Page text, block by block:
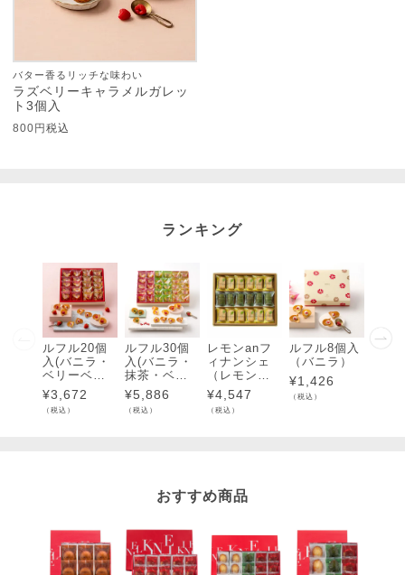
バター香るリッチな味わい
ラズベリーキャラメルガレッ
ト3個入
800 税込
ランキング
ルフル20個
入(バニラ・
ベリーベリ
ー)各10個入
¥3,672
（税込）
ルフル30個
入(バニラ・
抹茶・ベリ
ーベリー)各1
0個入
¥5,886
（税込）
レモンanフ
ィナンシェ
（レモン・
抹茶）18個
入
¥4,547
（税込）
ルフル8個入
（バニラ）
¥1,426
（税込）
おすすめ商品